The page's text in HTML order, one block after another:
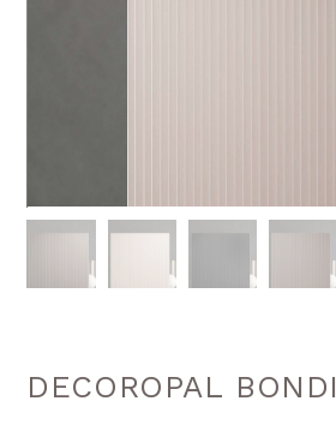
DECOROPAL BONDI